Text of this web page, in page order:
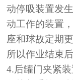
动停吸装置发
动工作的装置
座和球故定期
所以作业结束
4.后罐门夹紧